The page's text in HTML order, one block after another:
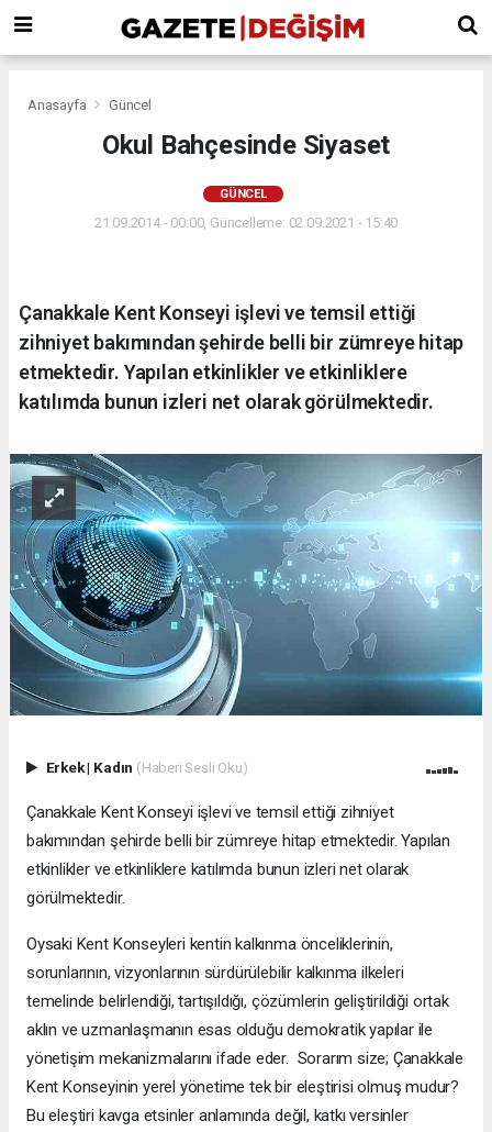
Anasayfa Güncel
Okul Bahçesinde Siyaset
GÜNCEL
21.09.2014 - 00:00, Güncelleme: 02.09.2021 - 15:40
Çanakkale Kent Konseyi işlevi ve temsil ettiği
zihniyet bakımından şehirde belli bir zümreye hitap
etmektedir. Yapılan etkinlikler ve etkinliklere
katılımda bunun izleri net olarak görülmektedir.
Erkek| Kadın (Haberi Sesli Oku)
Çanakkale Kent Konseyi işlevi ve temsil ettiği zihniyet
bakımından şehirde belli bir zümreye hitap etmektedir. Yapılan
etkinlikler ve etkinliklere katılımda bunun izleri net olarak
görülmektedir.
Oysaki Kent Konseyleri kentin kalkınma önceliklerinin,
sorunlarının, vizyonlarının sürdürülebilir kalkınma ilkeleri
temelinde belirlendiği, tartışıldığı, çözümlerin geliştirildiği ortak
aklın ve uzmanlaşmanın esas olduğu demokratik yapılar ile
yönetişim mekanizmalarını ifade eder. Sorarım size; Çanakkale
Kent Konseyinin yerel yönetime tek bir eleştirisi olmuş mudur?
Bu eleştiri kavga etsinler anlamında değil, katkı versinler